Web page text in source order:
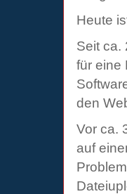
Heute
Seit ca.
für eine
den
Vor ca.
auf